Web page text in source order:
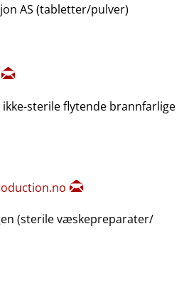
AS (tabletter​/​pulver)
sterile flytende brannfarlige
(sterile væskepreparater​/​